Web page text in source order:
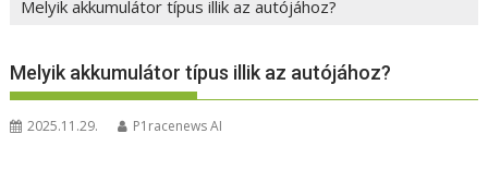
Melyik akkumulátor típus illik az autójához?
Melyik akkumulátor típus illik az autójához?
2025.11.29. P1racenews AI